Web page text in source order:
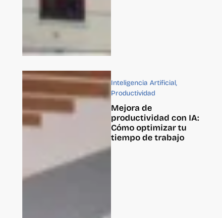
Inteligencia Artificial,
Productividad
Mejora de
productividad con IA:
Cómo optimizar tu
tiempo de trabajo